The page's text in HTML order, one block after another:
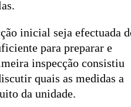
inicial seja efectuada
para preparar e
inspecção consistiu
quais as medidas a
da unidade.